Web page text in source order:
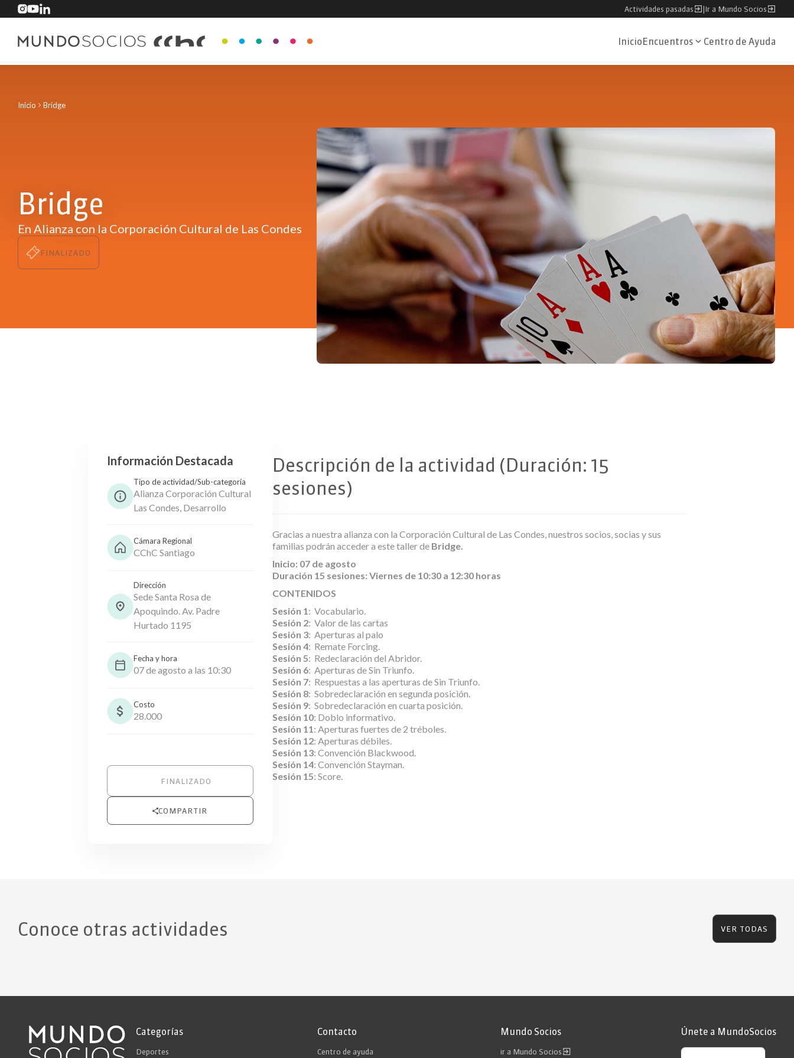
Actividades pasadas |Ir a Mundo Socios
InicioEncuentros Centro de Ayuda
Inicio Bridge
Bridge
En Alianza con la Corporación Cultural de Las Condes
FINALIZADO
Información Destacada
Tipo de actividad/Sub-categoría
Alianza Corporación Cultural
Las Condes, Desarrollo
Cámara Regional
CChC Santiago
Dirección
Sede Santa Rosa de
Apoquindo. Av. Padre
Hurtado 1195
Fecha y hora
07 de agosto a las 10:30
Costo
28.000
FINALIZADO
COMPARTIR
Descripción de la actividad (Duración: 15
sesiones)
Gracias a nuestra alianza con la Corporación Cultural de Las Condes, nuestros socios, socias y sus
familias podrán acceder a este taller de Bridge.
Inicio: 07 de agosto
Duración 15 sesiones: Viernes de 10:30 a 12:30 horas
CONTENIDOS
Sesión 1: Vocabulario.
Sesión 2: Valor de las cartas
Sesión 3: Aperturas al palo
Sesión 4: Remate Forcing.
Sesión 5: Redeclaración del Abridor.
Sesión 6: Aperturas de Sin Triunfo.
Sesión 7: Respuestas a las aperturas de Sin Triunfo.
Sesión 8: Sobredeclaración en segunda posición.
Sesión 9: Sobredeclaración en cuarta posición.
Sesión 10: Doblo informativo.
Sesión 11: Aperturas fuertes de 2 tréboles.
Sesión 12: Aperturas débiles.
Sesión 13: Convención Blackwood.
Sesión 14: Convención Stayman.
Sesión 15: Score.
Conoce otras actividades VER TODAS
Categorías
Deportes
Contacto
Centro de ayuda
Mundo Socios
ir a Mundo Socios
Únete a MundoSocios